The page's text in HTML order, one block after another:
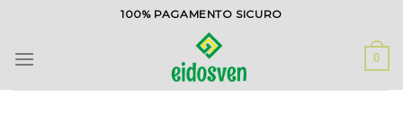
contenuti
100% PAGAMENTO SICURO
0